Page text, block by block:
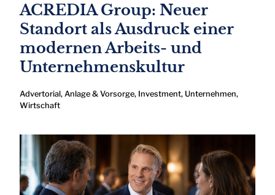
ACREDIA Group: Neuer
Standort als Ausdruck einer
modernen Arbeits- und
Unternehmenskultur
Advertorial, Anlage & Vorsorge, Investment, Unternehmen,
Wirtschaft